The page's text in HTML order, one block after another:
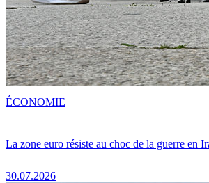
La zone euro résiste au choc de la guerre en
30.07.2026
ÉCONOMIE